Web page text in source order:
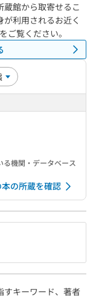
蔵館から取寄せるこ
利用されるお近く
をご覧ください。
機関・データベース
本の所蔵を確認
すキーワード、著者